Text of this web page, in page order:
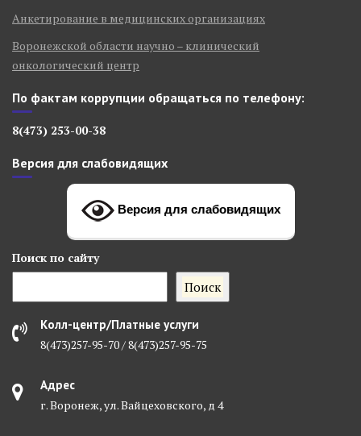
Анкетирование в медицинских организациях
Воронежской области научно – клинический
онкологический центр
По фактам коррупции обращаться по телефону:
8(473) 253-00-38
Версия для слабовидящих
Версия для слабовидящих
Поиск по сайту
Поиск
Колл-центр/Платные услуги
8(473)257-95-70 / 8(473)257-95-75
Адрес
г. Воронеж, ул. Вайцеховского, д 4